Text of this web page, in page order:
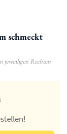
schmeckt
jeweiligen Rechten